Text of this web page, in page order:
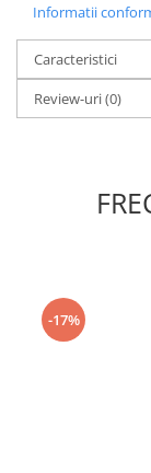
Informatii
Caracteristici
Review-uri(0)
-17%